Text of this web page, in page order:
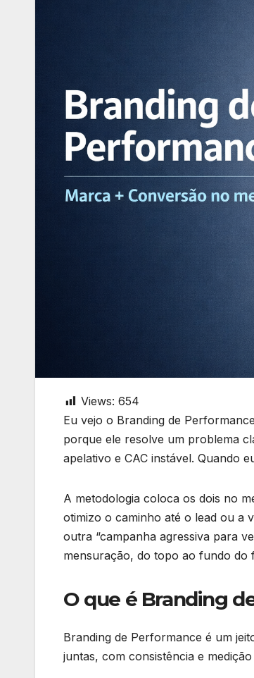
Views: 654
Eu vejo o Branding de
porque ele resolve um problema
apelativo e CAC instável. Quando
A metodologia coloca os dois no
otimizo o caminho até o lead ou a
outra “campanha agressiva para
mensuração, do topo ao fundo do
O que é Branding
Branding de Performance é um
juntas, com consistência e